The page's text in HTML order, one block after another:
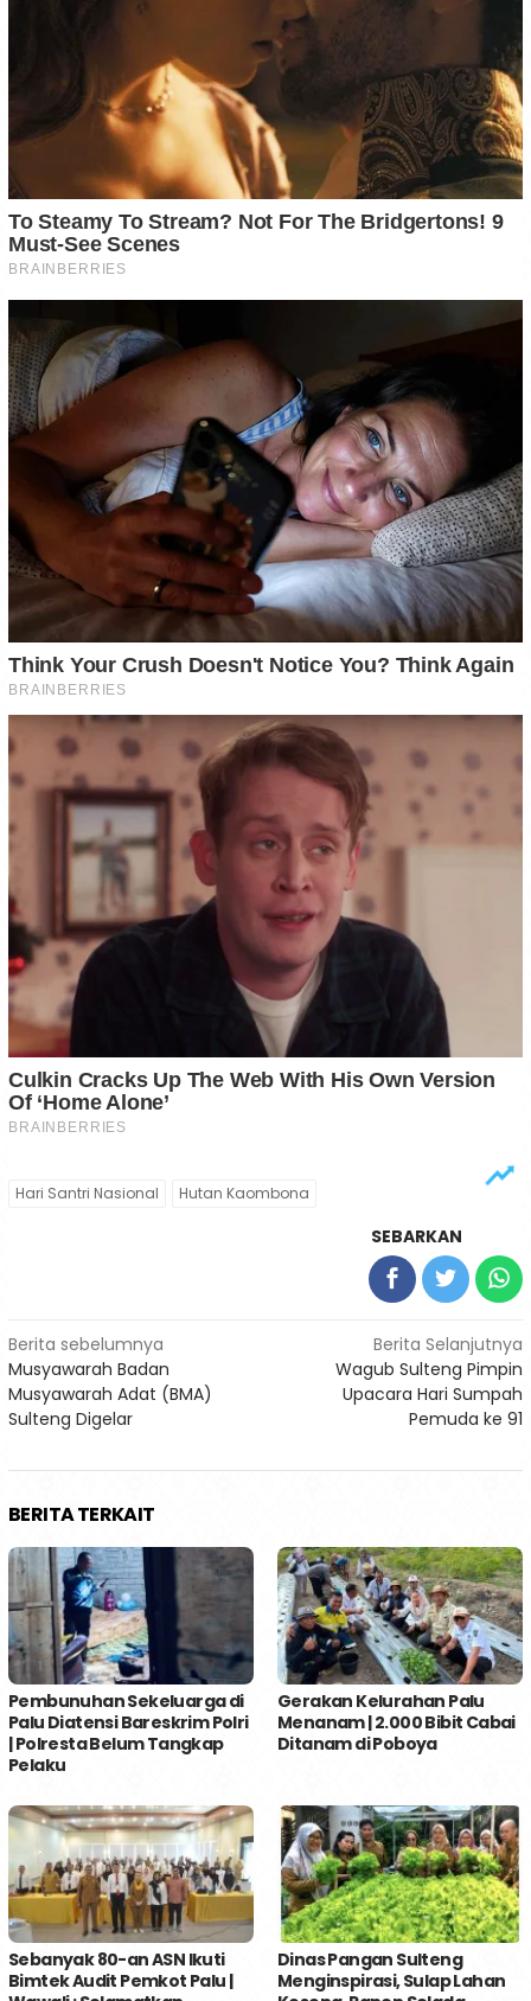
Hari Santri Nasional Hutan Kaombona
SEBARKAN
Navigasi
pos
Berita sebelumnya
Musyawarah Badan
Musyawarah Adat (BMA)
Sulteng Digelar
Berita Selanjutnya
Wagub Sulteng Pimpin
Upacara Hari Sumpah
Pemuda ke 91
BERITA TERKAIT
Pembunuhan Sekeluarga di
Palu Diatensi Bareskrim Polri
| Polresta Belum Tangkap
Pelaku
Gerakan Kelurahan Palu
Menanam | 2.000 Bibit Cabai
Ditanam di Poboya
Sebanyak 80-an ASN Ikuti
Bimtek Audit Pemkot Palu |
Dinas Pangan Sulteng
Menginspirasi, Sulap Lahan